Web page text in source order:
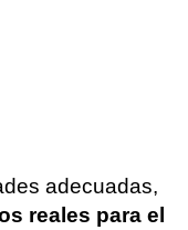
adecuadas,
reales para el